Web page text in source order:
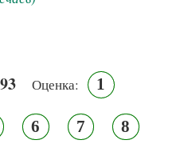
93 Оценка: 1
6 7 8